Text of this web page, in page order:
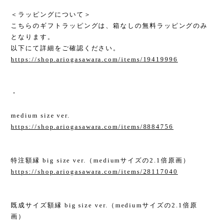
＜ラッピングについて＞
こちらのギフトラッピングは、箱なしの無料ラッピングのみ
となります。
以下にて詳細をご確認ください。
https://shop.ariogasawara.com/items/19419996
・
medium size ver.
https://shop.ariogasawara.com/items/8884756
特注額縁 big size ver.（mediumサイズの2.1倍原画）
https://shop.ariogasawara.com/items/28117040
既成サイズ額縁 big size ver.（mediumサイズの2.1倍原
画）